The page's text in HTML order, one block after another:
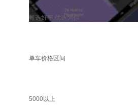
甄选好车 优选为你
单车价格区间
5000以上